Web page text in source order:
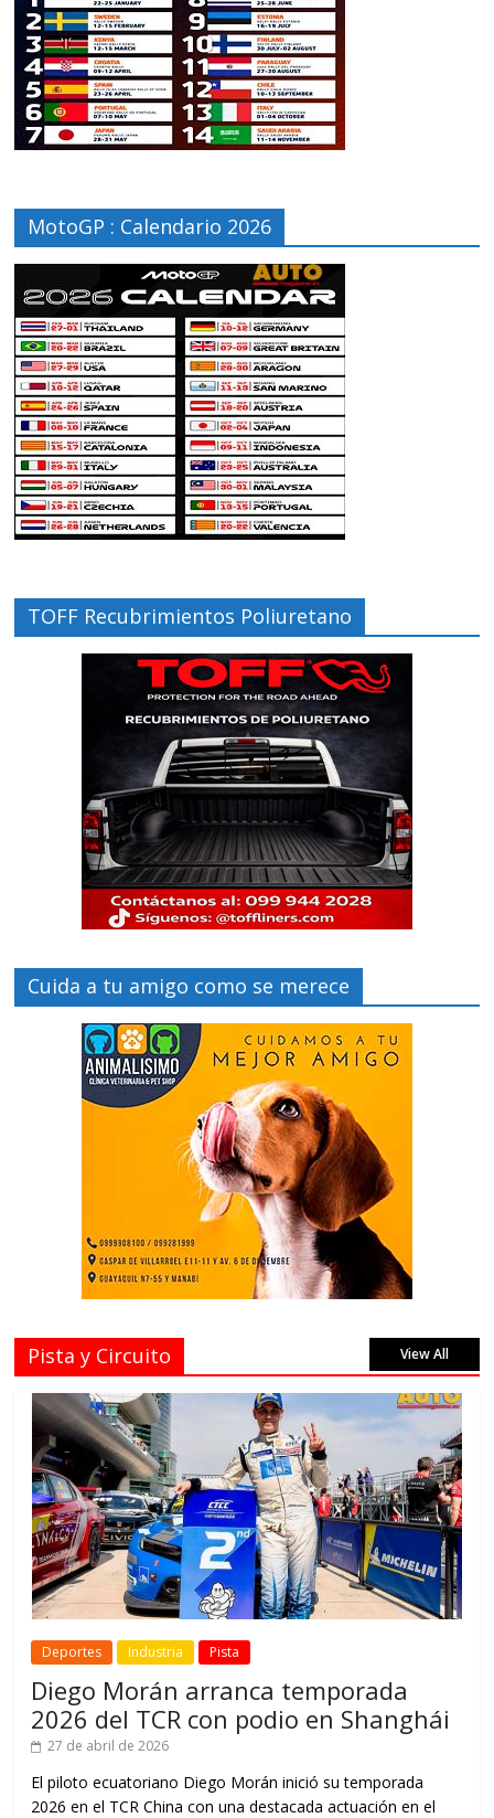
MotoGP : Calendario 2026
TOFF Recubrimientos Poliuretano
Cuida a tu amigo como se merece
Pista y Circuito View All
Deportes Industria Pista
Diego Morán arranca temporada
2026 del TCR con podio en Shanghái
27 de abril de 2026
El piloto ecuatoriano Diego Morán inició su temporada
2026 en el TCR China con una destacada actuación en el